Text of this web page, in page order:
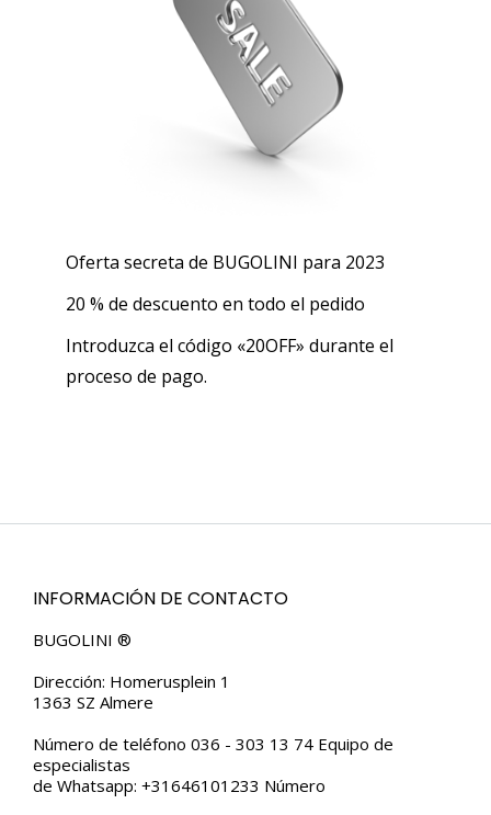
Oferta secreta de BUGOLINI para 2023
20 % de descuento en todo el pedido
Introduzca el código «20OFF» durante el
proceso de pago.
INFORMACIÓN DE CONTACTO
BUGOLINI ®
Dirección: Homerusplein 1
1363 SZ Almere
Número de teléfono 036 - 303 13 74 Equipo de
especialistas
de Whatsapp: +31646101233 Número